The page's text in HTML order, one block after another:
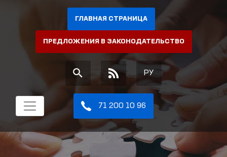
ГЛАВНАЯ СТРАНИЦА
ПРЕДЛОЖЕНИЯ В ЗАКОНОДАТЕЛЬСТВО
РУ
71 200 10 96